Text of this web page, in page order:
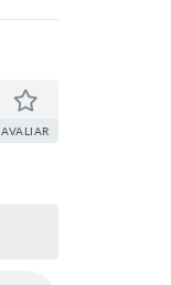
AVALIAR